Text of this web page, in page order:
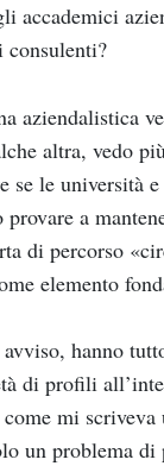
accademici
consulenti?
aziendalistica
altra, vedo
se le università
a
di percorso
elemento
hanno
di profili
mi scriveva
un problema di